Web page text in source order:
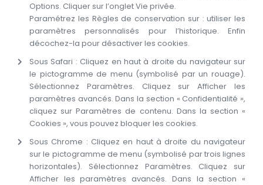
Options. Cliquer sur l’onglet Vie privée.
Paramétrez les Règles de conservation sur : utiliser les
paramètres personnalisés pour l’historique. Enfin
décochez-la pour désactiver les cookies.
Sous Safari : Cliquez en haut à droite du navigateur sur
le pictogramme de menu (symbolisé par un rouage).
Sélectionnez Paramètres. Cliquez sur Afficher les
paramètres avancés. Dans la section « Confidentialité »,
cliquez sur Paramètres de contenu. Dans la section «
Cookies », vous pouvez bloquer les cookies.
Sous Chrome : Cliquez en haut à droite du navigateur
sur le pictogramme de menu (symbolisé par trois lignes
horizontales). Sélectionnez Paramètres. Cliquez sur
Afficher les paramètres avancés. Dans la section «